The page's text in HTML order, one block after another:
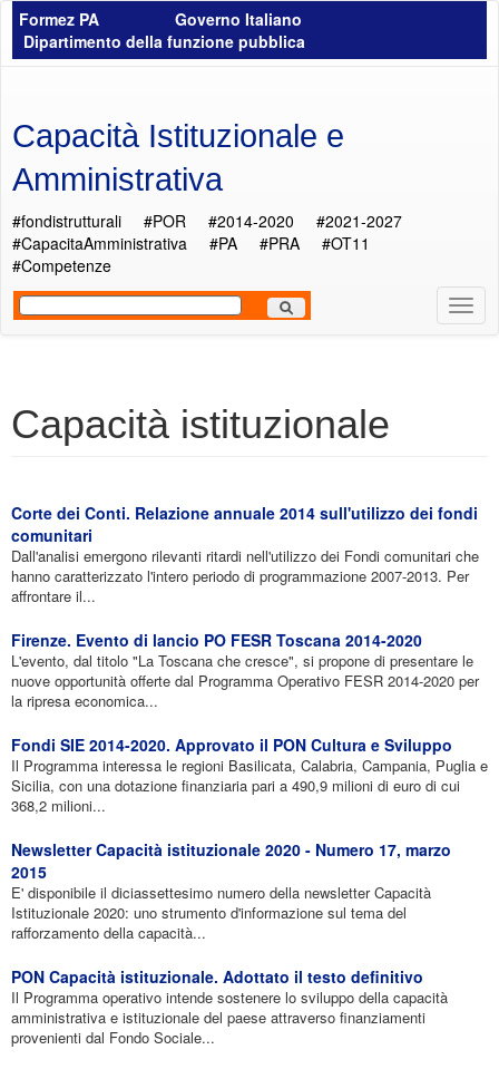
Salta al contenuto principale
Formez PA
Governo Italiano
Dipartimento della funzione pubblica
Capacità Istituzionale e
Amministrativa
#fondistrutturali #POR #2014-2020
#2021-2027
#CapacitaAmministrativa
#PA #PRA
#OT11
#Competenze
Menù
Capacità istituzionale
Corte dei Conti. Relazione annuale 2014 sull'utilizzo dei fondi
comunitari
Dall'analisi emergono rilevanti ritardi nell'utilizzo dei Fondi comunitari che
hanno caratterizzato l'intero periodo di programmazione 2007-2013. Per
affrontare il...
Firenze. Evento di lancio PO FESR Toscana 2014-2020
L'evento, dal titolo "La Toscana che cresce", si propone di presentare le
nuove opportunità offerte dal Programma Operativo FESR 2014-2020 per
la ripresa economica...
Fondi SIE 2014-2020. Approvato il PON Cultura e Sviluppo
Il Programma interessa le regioni Basilicata, Calabria, Campania, Puglia e
Sicilia, con una dotazione finanziaria pari a 490,9 milioni di euro di cui
368,2 milioni...
Newsletter Capacità istituzionale 2020 - Numero 17, marzo
2015
E' disponibile il diciassettesimo numero della newsletter Capacità
Istituzionale 2020: uno strumento d'informazione sul tema del
rafforzamento della capacità...
PON Capacità istituzionale. Adottato il testo definitivo
Il Programma operativo intende sostenere lo sviluppo della capacità
amministrativa e istituzionale del paese attraverso finanziamenti
provenienti dal Fondo Sociale...